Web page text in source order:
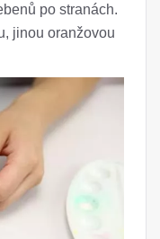
po stranách.
jinou oranžovou